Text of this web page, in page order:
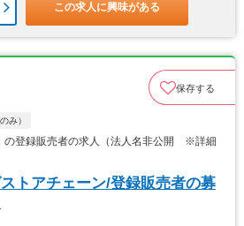
この求人に興味がある
保存する
み）
の登録販売者の求人（法人名非公開 ※詳細
トアチェーン/登録販売者の募